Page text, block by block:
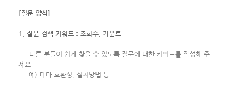
[질문 양식]
1. 질문 검색 키워드 : 조회수, 카운트
- 다른 분들이 쉽게 찾을 수 있도록 질문에 대한 키워드를 작성해 주
세요
예) 테마 호환성, 설치방법 등